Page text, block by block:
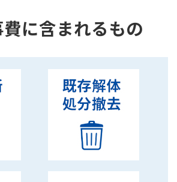
に含まれるもの